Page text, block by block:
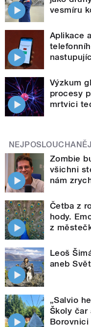
vesmíru
Aplikace
Výzkum
procesy
mrtvici
Zombie
všichni
nám
Četba z
hody.
z
Leoš
aneb
„Salvio
Školy čar
Borovnici